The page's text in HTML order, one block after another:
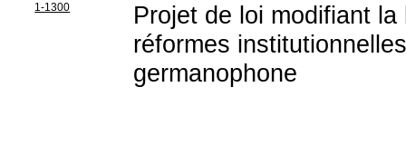
1-1300
Projet de loi modifiant
réformes
germanophone